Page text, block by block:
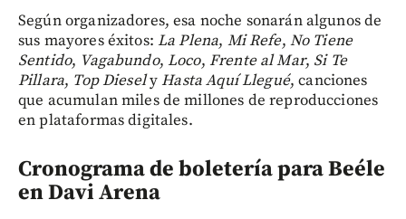
Según organizadores, esa noche sonarán algunos de
sus mayores éxitos: La Plena, Mi Refe, No Tiene
Sentido, Vagabundo,Loco, Frente al Mar, Si Te
Pillara, Top DieselyHasta Aquí Llegué, canciones
que acumulan miles de millones de reproducciones
en plataformas digitales.
Cronograma de boletería para Beéle
en Davi Arena